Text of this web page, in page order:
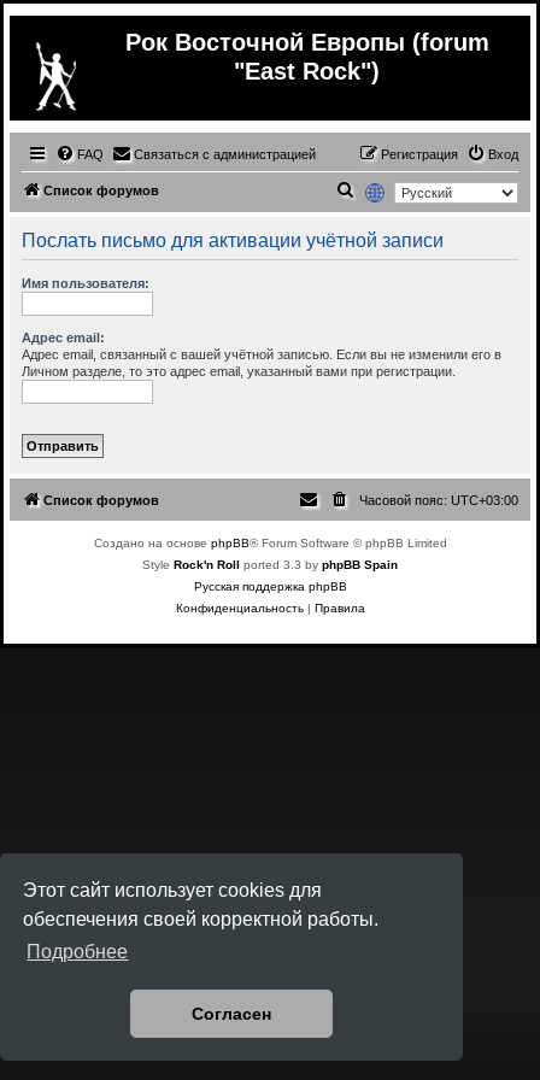
Этот сайт использует cookies для
обеспечения своей корректной работы.
Подробнее
Согласен
Рок Восточной Европы (forum
"East Rock")
FAQ Связаться с администрацией Вход
Регистрация
Список форумов
и
Послать письмо для активации учётной записи
Имя пользователя:
Адрес email:
Адрес email, связанный с вашей учётной записью. Если вы не изменили его в
Личном разделе, то это адрес email, указанный вами при регистрации.
Список форумов Часовой пояс: UTC+03:00
Создано на основе phpBB® Forum Software © phpBB Limited
Style Rock'n Roll ported 3.3 by phpBB Spain
Русская поддержка phpBB
Конфиденциальность| Правила